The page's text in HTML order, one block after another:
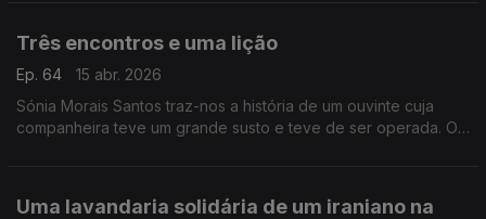
Três encontros e uma lição
Ep. 64
15 abr. 2026
Sónia Morais Santos traz-nos a história de um ouvinte cuja
companheira teve um grande susto e teve de ser operada. O
Uma lavandaria solidária de um iraniano na